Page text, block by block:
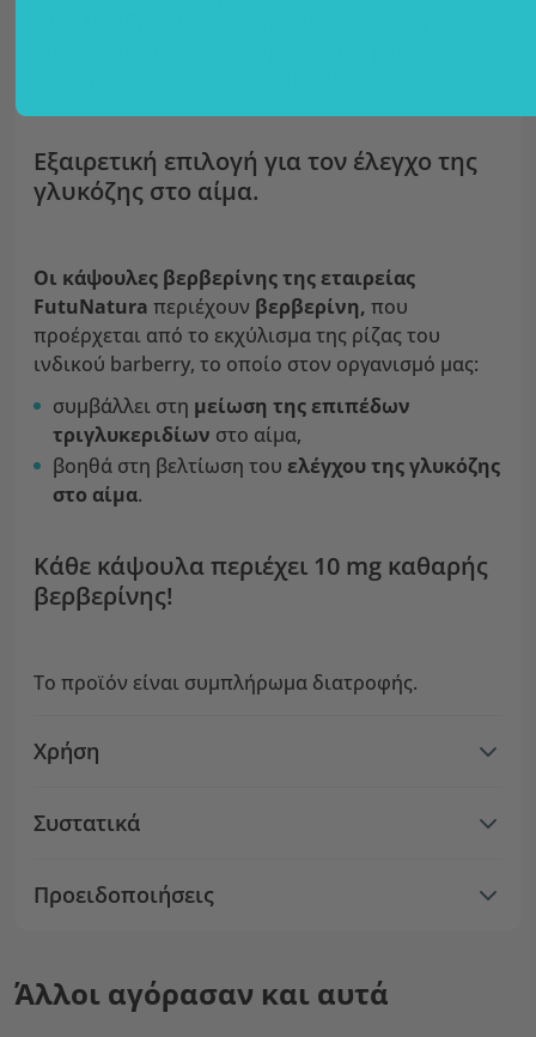
Εξαιρετική επιλογή για τον έλεγχο της
γλυκόζης στο αίμα.
Οι κάψουλες βερβερίνης της εταιρείας
FutuNatura περιέχουν βερβερίνη, που
προέρχεται από το εκχύλισμα της ρίζας του
ινδικού barberry, το οποίο στον οργανισμό μας:
συμβάλλει στη μείωση της επιπέδων
τριγλυκεριδίων στο αίμα,
βοηθά στη βελτίωση του ελέγχου της γλυκόζης
στο αίμα.
Κάθε κάψουλα περιέχει 10 mg καθαρής
βερβερίνης!
Το προϊόν είναι συμπλήρωμα διατροφής.
Χρήση
Συστατικά
Προειδοποιήσεις
Άλλοι αγόρασαν και αυτά